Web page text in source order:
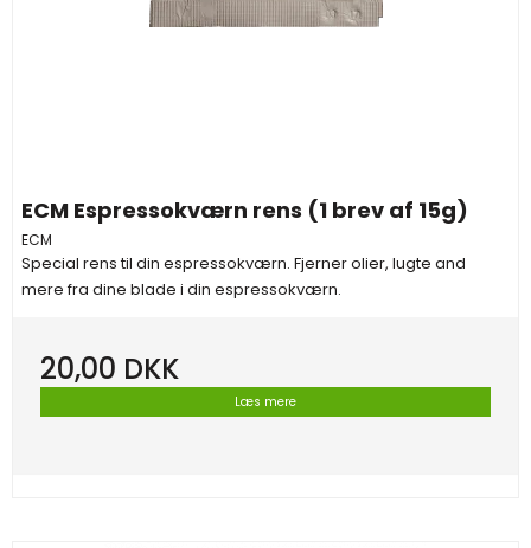
ECM Espressokværn rens (1 brev af 15g)
ECM
Special rens til din espressokværn. Fjerner olier, lugte and
mere fra dine blade i din espressokværn.
20,00 DKK
Læs mere